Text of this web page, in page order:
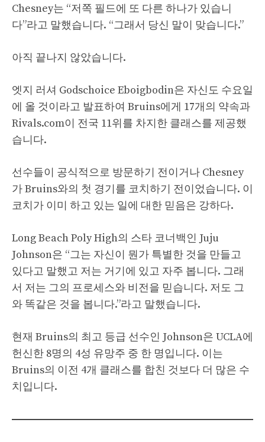
Chesney는 “저쪽 필드에 또 다른 하나가 있습니
다”라고 말했습니다. “그래서 당신 말이 맞습니다.”
아직 끝나지 않았습니다.
엣지 러셔 Godschoice Eboigbodin은 자신도 수요일
에 올 것이라고 발표하여 Bruins에게 17개의 약속과
Rivals.com이 전국 11위를 차지한 클래스를 제공했
습니다.
선수들이 공식적으로 방문하기 전이거나 Chesney
가 Bruins와의 첫 경기를 코치하기 전이었습니다. 이
코치가 이미 하고 있는 일에 대한 믿음은 강하다.
Long Beach Poly High의 스타 코너백인 Juju
Johnson은 “그는 자신이 뭔가 특별한 것을 만들고
있다고 말했고 저는 거기에 있고 자주 봅니다. 그래
서 저는 그의 프로세스와 비전을 믿습니다. 저도 그
와 똑같은 것을 봅니다.”라고 말했습니다.
현재 Bruins의 최고 등급 선수인 Johnson은 UCLA에
헌신한 8명의 4성 유망주 중 한 명입니다. 이는
Bruins의 이전 4개 클래스를 합친 것보다 더 많은 수
치입니다.